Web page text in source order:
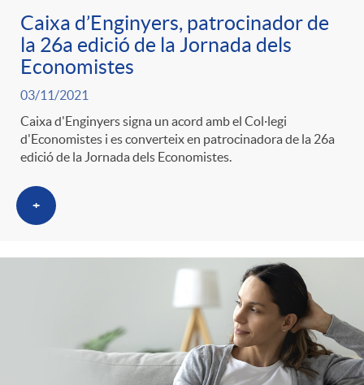
Caixa d’Enginyers, patrocinador de
la 26a edició de la Jornada dels
Economistes
03/11/2021
Caixa d'Enginyers signa un acord amb el Col·legi
d'Economistes i es converteix en patrocinadora de la 26a
edició de la Jornada dels Economistes.
+